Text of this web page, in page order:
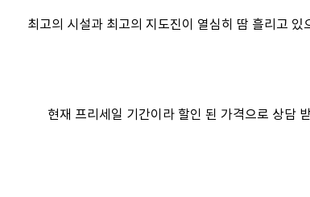
최고의 시설과 최고의 지도진이 열심히 땀 흘리고 있
현재 프리세일 기간이라 할인 된 가격으로 상담